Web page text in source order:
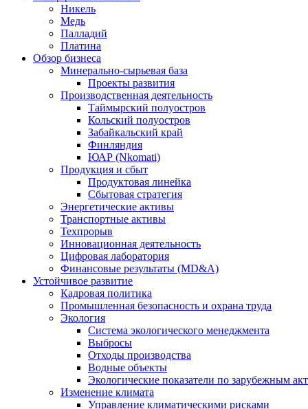
Никель
Медь
Палладий
Платина
Обзор бизнеса
Минерально-сырьевая база
Проекты развития
Производственная деятельность
Таймырский полуостров
Кольский полуостров
Забайкальский край
Финляндия
ЮАР (Nkomati)
Продукция и сбыт
Продуктовая линейка
Сбытовая стратегия
Энергетические активы
Транспортные активы
Техпрорыв
Инновационная деятельность
Цифровая лаборатория
Финансовые результаты (MD&A)
Устойчивое развитие
Кадровая политика
Промышленная безопасность и охрана труда
Экология
Система экологического менеджмента
Выбросы
Отходы производства
Водные объекты
Экологические показатели по зарубежным
Изменение климата
Управление климатическими рисками